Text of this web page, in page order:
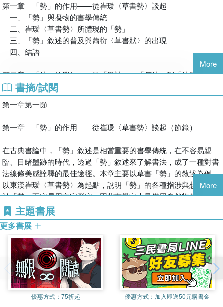
是廣度或深度，作者多能提出自己的書法史觀與見解，他們的觀念
也讓我獲益良多。
本書是一本探討書論的著作，但並非像一般書論史縱述歷代書論名
篇的內容，而是以詮釋歷來書論中的美學觀點為主，共分十章。這
十章是根據我近年來的論文改寫而成，大部分是已發表的核心期
刊，總字數約二十萬字。以涉略的時代來說，包括了漢魏六朝、唐
（七八－一四三）、蕭衍（四六四－五四九）、李嗣真（？－六九
六）、張懷瓘（約八世紀中）、竇臮、竇蒙（約八世紀中後）、黃
（一六○七－一六八四）、班（一六○二－一六七一）、宋曹（一六
不同，卻都是在詮釋歷來書論的各種美學觀點，「形」、「勢」、
「神」、「逸」、「韻」、「法」、「意」、「正」、「變」、
「自然」等，乃至於「現代」與「後現代」，這些觀念在書法史論
述上各有脈絡卻又在創作論述中互有關聯。因此，我將這本書命名
為《墨象神思―書法美學觀念詮釋》。
首先，在第一、二章，我探討了六朝書論文獻中「形勢」與「形
神」的觀念，這些觀念可以說是後代書學論述的基礎，這兩章可以
視為同一個詮釋範疇，處理書法藝術中「形」、「勢」、「神」三
者的關係。第三、四章，同屬於「自然」為美的理想，我討論了唐
代張懷瓘與竇臮、竇蒙的書學思想，在張懷瓘的部分，我提出書論
中關於「自然」的三種層次，並且處理「逸」、「變」、「神」與
「自然」的關聯；至於竇臮、竇蒙，他們的代表書論就是〈述書
賦〉以及〈述書賦語例字格〉，我以「神」、「逸」、「任」、
「忘情」、「古」為例，闡述其審美思維。第五、六章，我試圖透
第一章 「勢」的作用――從崔瑗〈草書勢〉談起
一、「勢」與擬物的書學傳統
二、崔瑗〈草書勢〉所體現的「勢」
三、「勢」敘述的普及與蕭衍〈草書狀〉的出現
四、結語
第二章 「神」的覺知――從「徵神」、「傳神」到「神采為上」
一、「神」來自人物品評
二、「徵神」與「傳神」
三、「神采為上」
一、「自然」的概念與張懷瓘書論
二、以「自然」為核心的論述體系
（一）「冥契自然」的基礎觀念
（二）「冥契自然」的三種層次
三、以「自然」為核心的審美思維
（一）「逸」與「自然」
（三）「神」與「自然」
四、結語
第四章 「自然」為美的理想（下）――竇臮與竇蒙的書法品評
一、〈述書賦〉概說
More
書摘/試閱
第一章第一節
第一章 「勢」的作用――從崔瑗〈草書勢〉談起（節錄）
在古典書論中，「勢」敘述是相當重要的書學傳統，在不容易親
臨、目睹墨跡的時代，透過「勢」敘述來了解書法，成了一種對書
法線條美感詮釋的最佳途徑。本章主要以草書「勢」的敘述為例，
以東漢崔瑗〈草書勢〉為起點，說明「勢」的各種指涉與想像。由
於「勢」不容易用文字形容，因此書學家大量借用自然物象來啟發
對「勢」的理解，這是一種超越技法表述的層次，也是一種對線條
美感的體悟。因此本章先以較重的篇幅對崔瑗〈草書勢〉進行闡
述，解析草書的「勢」敘述後，再進一步探討「勢」敘述的普及。
並以索靖〈草書狀〉和蕭衍〈草書狀〉為例，說明「勢」敘述的轉
變，解開「勢」敘述在閱讀上的盲點，最後以「勢的體會」代替
「形的直觀」來作結。
一、「勢」與擬物的書學傳統
More
主題書展
更多書展
優惠方式： 75折起 優惠方式： 加入即送50元購書金